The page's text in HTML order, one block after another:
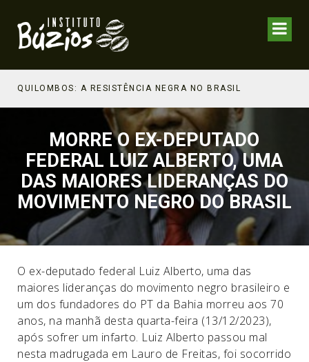
QUILOMBOS: A RESISTÊNCIA NEGRA NO BRASIL
MORRE O EX-DEPUTADO
FEDERAL LUIZ ALBERTO, UMA
DAS MAIORES LIDERANÇAS DO
MOVIMENTO NEGRO DO BRASIL
O ex-deputado federal Luiz Alberto, uma das
maiores lideranças do movimento negro brasileiro e
um dos fundadores do PT da Bahia morreu aos 70
anos, na manhã desta quarta-feira (13/12/2023),
após sofrer um infarto. Luiz Alberto passou mal
nesta madrugada em Lauro de Freitas, foi socorrido